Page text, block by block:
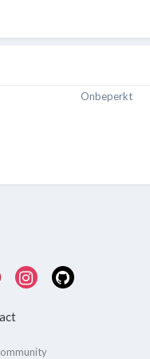
Onbeperkt